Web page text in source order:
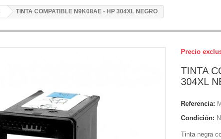
TINTA COMPATIBLE N9K08AE - HP 304XL NEGRO
Precio
TINTA
304XL
Referencia:
Condición:
Tinta negra